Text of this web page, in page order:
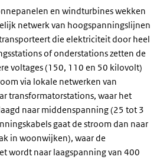
en windturbines wekken
netwerk van hoogspanningslijnen
die elektriciteit door heel
of onderstations zetten de
voltages (150, 110 en 50 kilovolt)
via lokale netwerken van
transformatorstations, waar het
naar middenspanning (25 tot 3
gaat de stroom dan naar
in woonwijken), waar de
wordt naar laagspanning van 400